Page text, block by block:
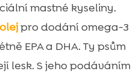
mastné kyseliny.
pro dodání omega-3
EPA a DHA. Ty psům
lesk. S jeho podáváním